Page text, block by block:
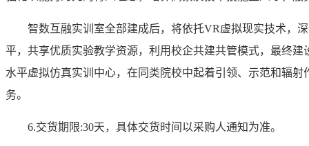
智数互融实训室全部建成后，将依托VR虚拟现实技术，
平，共享优质实验教学资源，利用校企共建共管模式，最终
水平虚拟仿真实训中心，在同类院校中起着引领、示范和辐
务。
6.交货期限:30天，具体交货时间以采购人通知为准。